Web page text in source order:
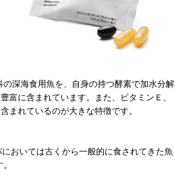
深海食用魚を、自身の持つ酵素で加水分解
富に含まれています。また、ビタミンＥ、
まれているのが大きな特徴です。
おいては古くから一般的に食されてきた魚